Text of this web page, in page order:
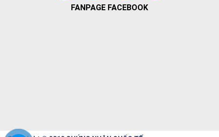
FANPAGE FACEBOOK